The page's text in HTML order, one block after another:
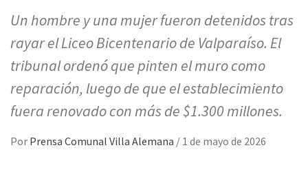
Un hombre y una mujer fueron detenidos tras
rayar el Liceo Bicentenario de Valparaíso. El
tribunal ordenó que pinten el muro como
reparación, luego de que el establecimiento
fuera renovado con más de $1.300 millones.
Por Prensa Comunal Villa Alemana / 1 de mayo de 2026